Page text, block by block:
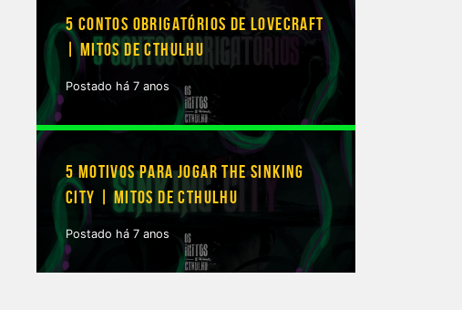
5 CONTOS OBRIGATÓRIOS DE LOVECRAFT
| MITOS DE CTHULHU
Postado há 7 anos
5 MOTIVOS PARA JOGAR THE SINKING
CITY | MITOS DE CTHULHU
Postado há 7 anos